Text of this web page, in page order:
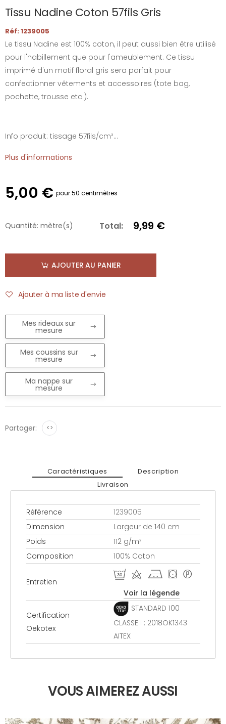
Tissu Nadine Coton 57fils Gris
Réf: 1239005
Le tissu Nadine est 100% coton, il peut aussi bien être utilisé
pour l'habillement que pour l'ameublement. Ce tissu
imprimé d'un motif floral gris sera parfait pour
confectionner vêtements et accessoires (tote bag,
pochette, trousse etc.).
Info produit: tissage 57fils/cm²...
Plus d'informations
5,00 € pour 50 centimètres
Quantité: mètre(s) Total: 9,99 €
AJOUTER AU PANIER
Ajouter à ma liste d'envie
Mes rideaux sur
mesure
Mes coussins sur
mesure
Ma nappe sur
mesure
Partager: <>
Caractéristiques
Description
Livraison
Référence
1239005
Dimension
Largeur de 140 cm
Poids
112 g/m²
Composition
100% Coton
Entretien
R d j ( *
Voir la légende
Certification
Oekotex
STANDARD 100
CLASSE I : 2018OK1343
AITEX
VOUS AIMEREZ AUSSI